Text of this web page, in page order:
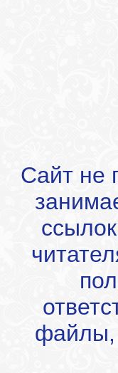
Сайт не
файлы,